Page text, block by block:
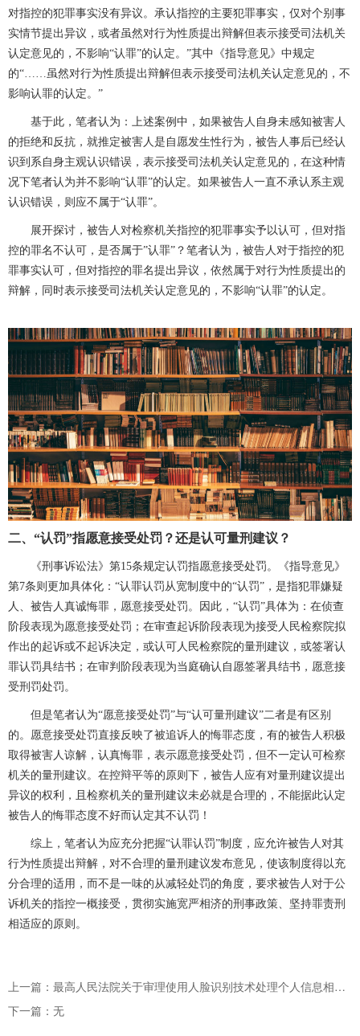
对指控的犯罪事实没有异议。承认指控的主要犯罪事实，仅对个别事
实情节提出异议，或者虽然对行为性质提出辩解但表示接受司法机关
认定意见的，不影响“认罪”的认定。”其中《指导意见》中规定
的“
虽然对行为性质提出辩解但表示接受司法机关认定意见的，不
影响认罪的认定。 ”
基于此，笔者认为：上述案例中，如果被告人 自身未感知被害人
的拒绝和反抗，就推定被害人是自愿发生性行为，被告人事后已经认
识到系自身主观认识错误，表示接受司法机关认定意见的， 在这种情
况下笔者认为并不影响“认罪”的认定。如果被告人一直不承认系主观
认识错误，则应不属于“认罪”。
展开探讨，被告人对检察机关指控的犯罪事实予以认可，但对指
控的罪名不认可，是否属于”认罪”？笔者认为，被告人对于指控的犯
罪事实认可，但对指控的罪名提出异议，依然属于对行为性质提出的
辩解，同时表示接受司法机关认定意见的，不影响“认罪”的认定。
二、 “认罚”指愿意接受处罚？还是认可量刑建议？
《刑事诉讼法》第15条规定认罚指愿意接受处罚。《指导意见》
第7条则更加具体化：“认罪认罚从宽制度中的“认罚”，是指犯罪嫌疑
人、被告人真诚悔罪，愿意接受处罚。因此，“认罚”具体为：在侦查
阶段表现为愿意接受处罚；在审查起诉阶段表现为接受人民检察院拟
作出的起诉或不起诉决定，或认可人民检察院的量刑建议，或签署认
罪认罚具结书；在审判阶段表现为当庭确认自愿签署具结书，愿意接
受刑罚处罚。
但是笔者认为“愿意接受处罚”与“认可量刑建议”二者是有区别
的。愿意接受处罚直接反映了被追诉人的悔罪态度，有的被告人积极
取得被害人谅解，认真悔罪，表示愿意接受处罚，但不一定认可检察
机关的量刑建议。在控辩平等的原则下，被告人应有对量刑建议提出
异议的权利，且检察机关的量刑建议未必就是合理的，不能据此认定
被告人的悔罪态度不好而认定其不认罚！
综上，笔者认为应充分把握“认罪认罚”制度，应允许被告人对其
行为性质提出辩解，对不合理的量刑建议发布意见，使该制度得以充
分合理的适用，而不是一味的从减轻处罚的角度， 要求被告人 对于公
诉机关的指控一概接受，贯彻实施宽严相济的刑事政策、坚持罪责刑
相适应的原则。
上一篇：最高人民法院关于审理使用人脸识别技术处理个人信息相关民事案件适用法律若干问题的规定
下一篇：无